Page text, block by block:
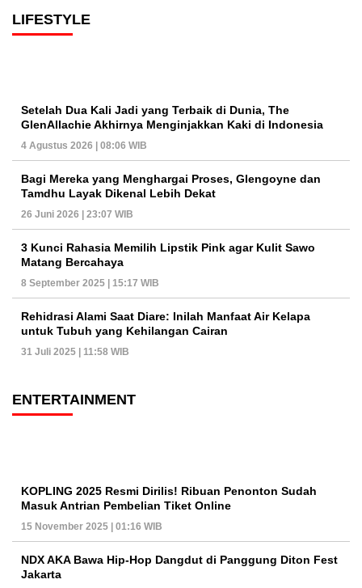
LIFESTYLE
Setelah Dua Kali Jadi yang Terbaik di Dunia, The
GlenAllachie Akhirnya Menginjakkan Kaki di Indonesia
4 Agustus 2026 | 08:06 WIB
Bagi Mereka yang Menghargai Proses, Glengoyne dan
Tamdhu Layak Dikenal Lebih Dekat
26 Juni 2026 | 23:07 WIB
3 Kunci Rahasia Memilih Lipstik Pink agar Kulit Sawo
Matang Bercahaya
8 September 2025 | 15:17 WIB
Rehidrasi Alami Saat Diare: Inilah Manfaat Air Kelapa
untuk Tubuh yang Kehilangan Cairan
31 Juli 2025 | 11:58 WIB
ENTERTAINMENT
KOPLING 2025 Resmi Dirilis! Ribuan Penonton Sudah
Masuk Antrian Pembelian Tiket Online
15 November 2025 | 01:16 WIB
NDX AKA Bawa Hip-Hop Dangdut di Panggung Diton Fest
Jakarta